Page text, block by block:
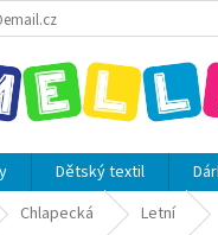
Dětský textil
Chlapecká Letní